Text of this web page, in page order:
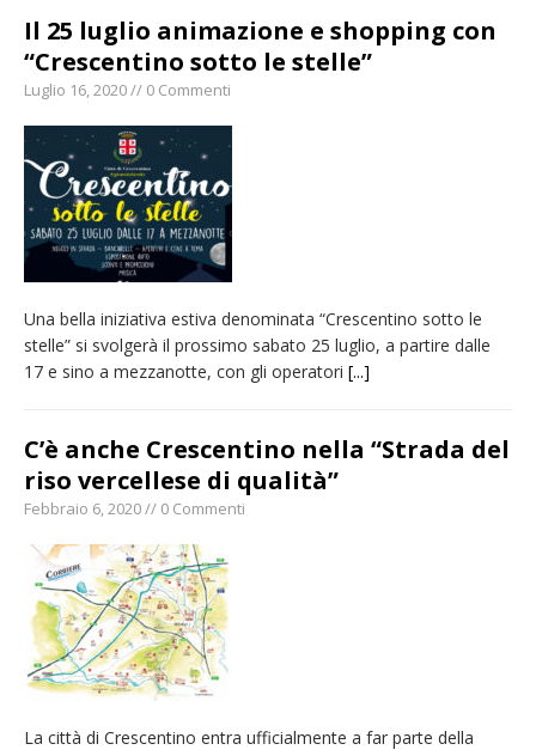
Il 25 luglio animazione e shopping con
“Crescentino sotto le stelle”
Luglio 16, 2020 // 0 Commenti
Una bella iniziativa estiva denominata “Crescentino sotto le
stelle” si svolgerà il prossimo sabato 25 luglio, a partire dalle
17 e sino a mezzanotte, con gli operatori [...]
C’è anche Crescentino nella “Strada del
riso vercellese di qualità”
Febbraio 6, 2020 // 0 Commenti
La città di Crescentino entra ufficialmente a far parte della